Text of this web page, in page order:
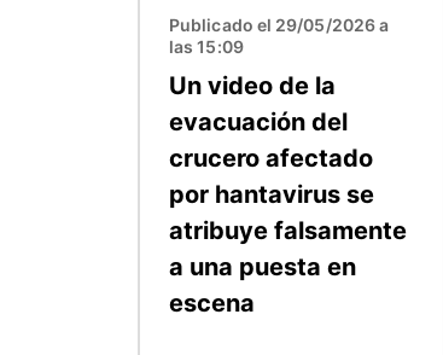
Publicado el 29/05/2026 a
las 15:09
Un video de la
evacuación del
crucero afectado
por hantavirus se
atribuye falsamente
a una puesta en
escena